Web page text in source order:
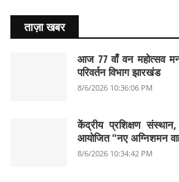
ताज़ा खबर
आज 77 वाँ वन महोत्सव
परिवर्तन विभाग झारखंड
8/6/2026 10:36:06 PM
केंद्रीय प्रशिक्षण संस्थान,
आयोजित "नए अग्निशमन
8/6/2026 10:34:42 PM